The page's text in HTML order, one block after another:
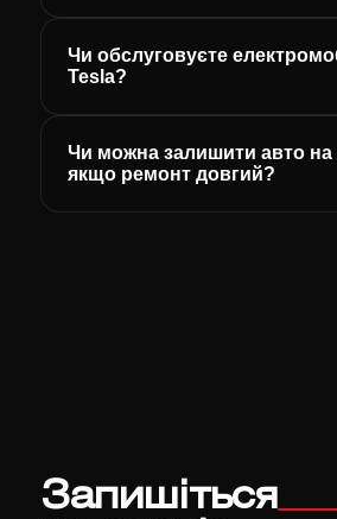
Чи обслуговуєте
Tesla?
Чи можна залишити авто на
якщо ремонт довгий?
Запишіться